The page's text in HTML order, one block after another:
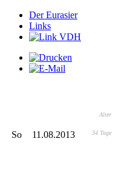
Der Eurasier
Links
Alter
So 11.08.2013 34 Tage